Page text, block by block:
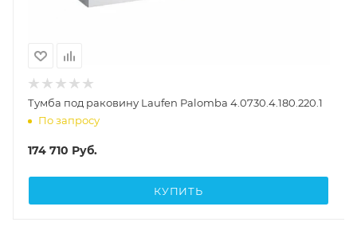
Тумба под раковину Laufen Palomba 4.0730.4.180.220.1
По запросу
174 710 Руб.
КУПИТЬ